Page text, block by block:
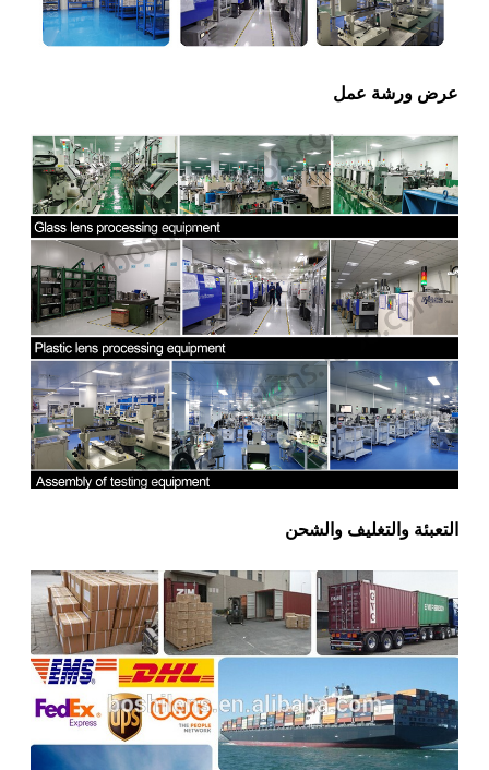
عرض ورشة عمل
التعبئة والتغليف والشحن